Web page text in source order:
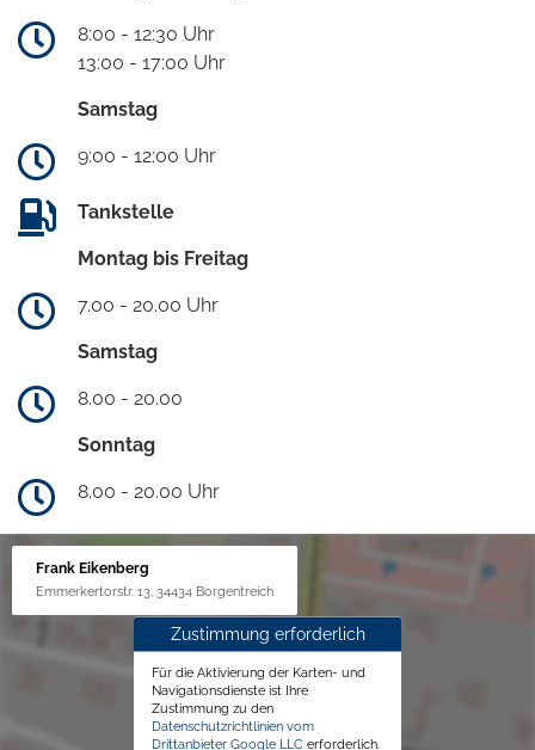
8:00 - 12:30 Uhr
13:00 - 17:00 Uhr
Samstag
9:00 - 12:00 Uhr
Tankstelle
Montag bis Freitag
7.00 - 20.00 Uhr
Samstag
8.00 - 20.00
Sonntag
8.00 - 20.00 Uhr
Frank Eikenberg
Emmerkertorstr. 13, 34434 Borgentreich
Zustimmung erforderlich
Für die Aktivierung der Karten- und
Navigationsdienste ist Ihre
Zustimmung zu den
Datenschutzrichtlinien vom
Drittanbieter Google LLC erforderlich.